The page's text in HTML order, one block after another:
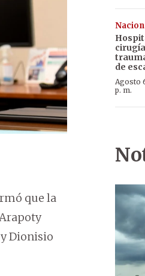
que la
Dionisio
de
Agosto
p. m.